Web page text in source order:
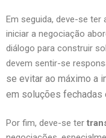
Em seguida, deve-se ter
iniciar a negociação
diálogo para construir
devem sentir-se
se evitar ao máximo a
em soluções fechadas
Por fim, deve-se ter